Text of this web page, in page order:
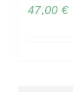
47,00 €